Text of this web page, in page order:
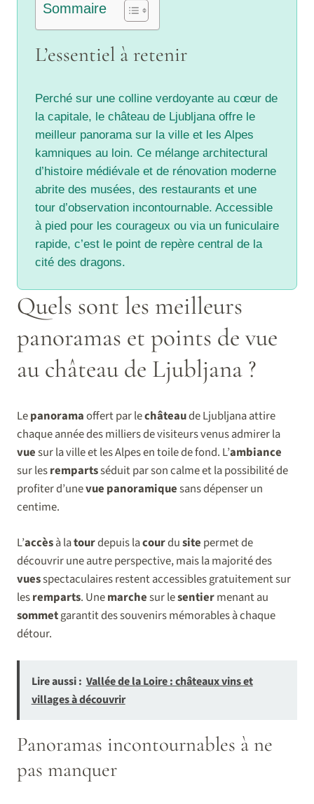
Sommaire
L’essentiel à retenir
Perché sur une colline verdoyante au cœur de
la capitale, le château de Ljubljana offre le
meilleur panorama sur la ville et les Alpes
kamniques au loin. Ce mélange architectural
d’histoire médiévale et de rénovation moderne
abrite des musées, des restaurants et une
tour d’observation incontournable. Accessible
à pied pour les courageux ou via un funiculaire
rapide, c’est le point de repère central de la
cité des dragons.
Quels sont les meilleurs
panoramas et points de vue
au château de Ljubljana ?
Lepanoramaoffert par lechâteaude Ljubljana attire
chaque année des milliers de visiteurs venus admirer la
vuesur la ville et les Alpes en toile de fond. L’ambiance
sur lesrempartsséduit par son calme et la possibilité de
profiter d’unevue panoramiquesans dépenser un
centime.
L’accèsà latourdepuis lacourdusite permet de
découvrir une autre perspective, mais la majorité des
vuesspectaculaires restent accessibles gratuitement sur
lesremparts. Unemarchesur lesentiermenant au
sommetgarantit des souvenirs mémorables à chaque
détour.
Lire aussi : Vallée de la Loire : châteaux vins et
villages à découvrir
Panoramas incontournables à ne
pas manquer